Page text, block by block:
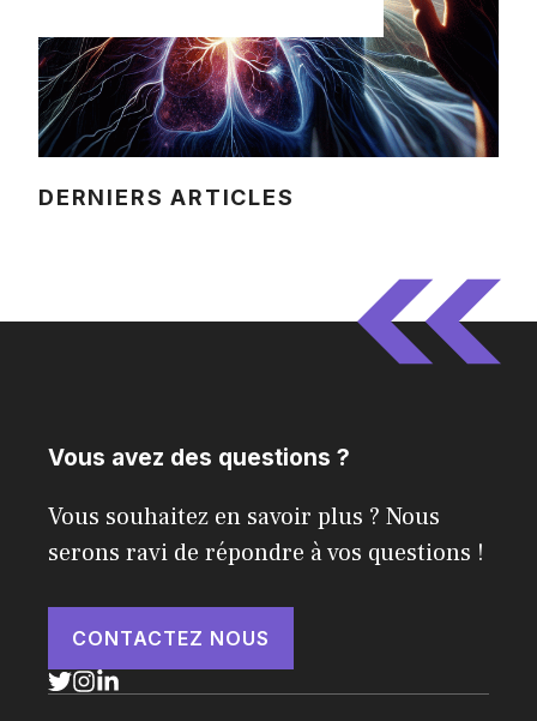
DERNIERS ARTICLES
Vous avez des questions ?
Vous souhaitez en savoir plus ? Nous
serons ravi de répondre à vos questions !
CONTACTEZ NOUS